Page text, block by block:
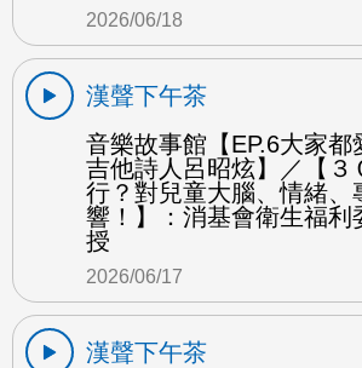
2026/06/18
漢聲下午茶
音樂故事館【EP.6大家
吉他詩人呂昭炫】／【３
行？對兒童大腦、情緒、
響！】：消基會衛生福利
授
2026/06/17
漢聲下午茶